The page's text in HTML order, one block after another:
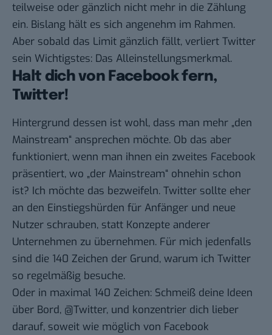
teilweise oder gänzlich nicht mehr in die Zählung
ein. Bislang hält es sich angenehm im Rahmen.
Aber sobald das Limit gänzlich fällt, verliert Twitter
sein Wichtigstes: Das Alleinstellungsmerkmal.
Halt dich von Facebook fern,
Twitter!
Hintergrund dessen ist wohl, dass man mehr „den
Mainstream“ ansprechen möchte. Ob das aber
funktioniert, wenn man ihnen ein zweites Facebook
präsentiert, wo „der Mainstream“ ohnehin schon
ist? Ich möchte das bezweifeln. Twitter sollte eher
an den Einstiegshürden für Anfänger und neue
Nutzer schrauben, statt Konzepte anderer
Unternehmen zu übernehmen. Für mich jedenfalls
sind die 140 Zeichen der Grund, warum ich Twitter
so regelmäßig besuche.
Oder in maximal 140 Zeichen: Schmeiß deine Ideen
über Bord, @Twitter, und konzentrier dich lieber
darauf, soweit wie möglich von Facebook